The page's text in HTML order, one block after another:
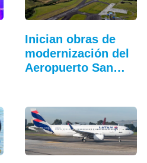
Inician obras de
modernización del
Aeropuerto San…